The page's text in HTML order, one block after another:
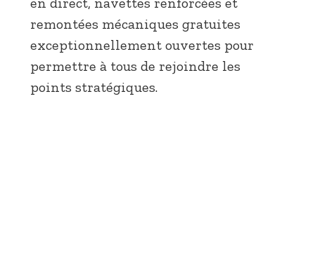
remontées mécaniques gratuites
exceptionnellement ouvertes pour
permettre à tous de rejoindre les
points stratégiques.